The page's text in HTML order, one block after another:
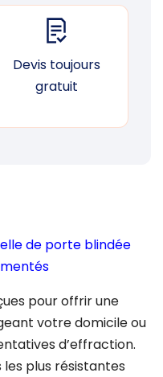
Devis toujours
gratuit
de porte blindée
pour offrir une
votre domicile ou
d’effraction.
plus résistantes